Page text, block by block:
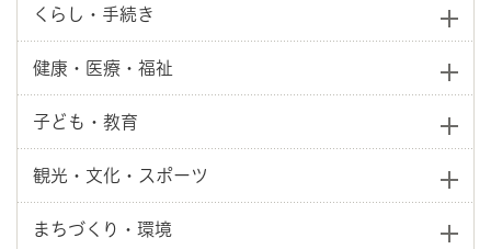
くらし・手続き
健康・医療・福祉
子ども・教育
観光・文化・スポーツ
まちづくり・環境